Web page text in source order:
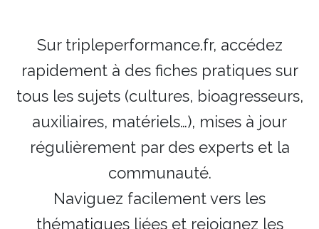
Sur tripleperformance.fr, accédez
rapidement à des fiches pratiques sur
tous les sujets (cultures, bioagresseurs,
auxiliaires, matériels…), mises à jour
régulièrement par des experts et la
communauté.
Naviguez facilement vers les
thématiques liées et rejoignez les